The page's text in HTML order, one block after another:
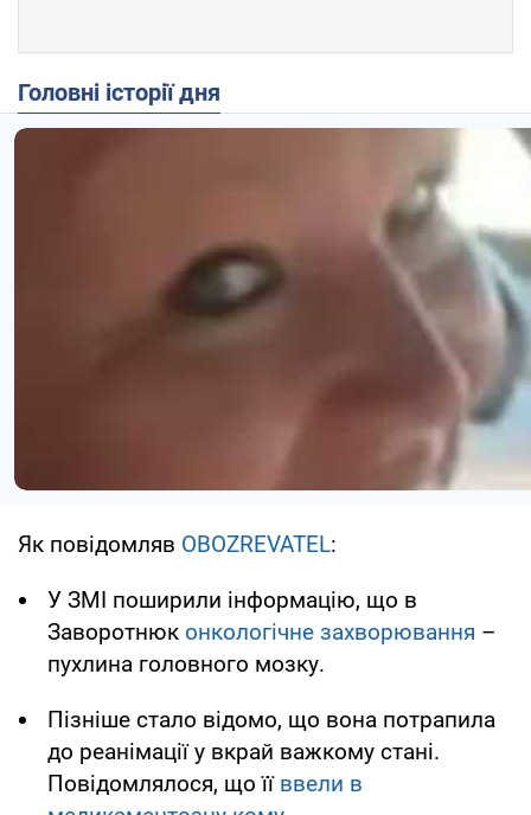
Головні історії дня
Як повідомляв OBOZREVATEL:
У ЗМІ поширили інформацію, що в
Заворотнюк онкологічне захворювання –
пухлина головного мозку.
Пізніше стало відомо, що вона потрапила
до реанімації у вкрай важкому стані.
Повідомлялося, що її ввели в